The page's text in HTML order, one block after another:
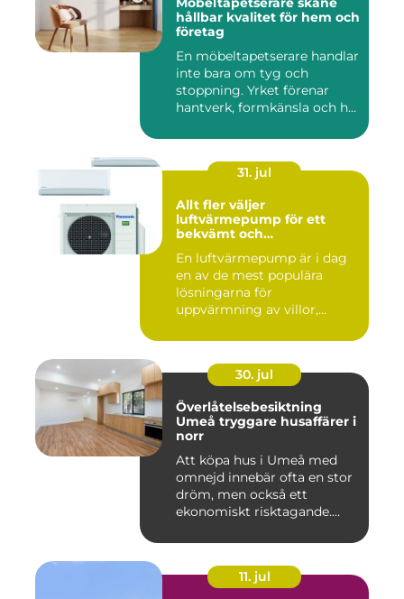
hållbar kvalitet för hem och
företag
En möbeltapetserare handlar
inte bara om tyg och
stoppning. Yrket förenar
hantverk, formkänsla och h...
31. jul
Allt fler väljer
luftvärmepump för ett
bekvämt och
En luftvärmepump är i dag
en av de mest populära
lösningarna för
uppvärmning av villor,
30. jul
Överlåtelsebesiktning
Umeå tryggare husaffärer i
norr
Att köpa hus i Umeå med
omnejd innebär ofta en stor
dröm, men också ett
ekonomiskt risktagande.
11. jul